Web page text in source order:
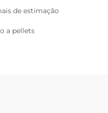
de estimação
a pellets